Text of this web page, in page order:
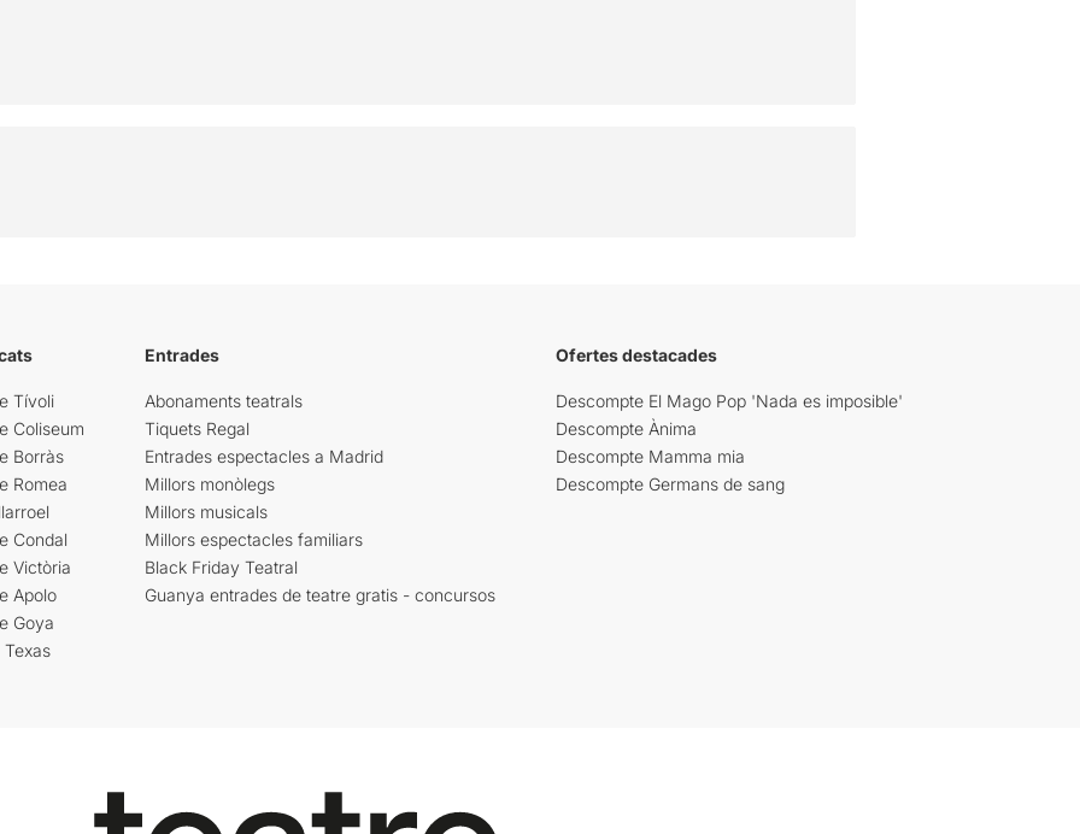
Tívoli
Coliseum
Borràs
Romea
Condal
Victòria
Apolo
Goya
Texas
Entrades
Abonaments teatrals
Tiquets Regal
Entrades espectacles a Madrid
Millors monòlegs
Millors musicals
Millors espectacles familiars
Black Friday Teatral
Guanya entrades de teatre gratis - concursos
Ofertes destacades
Descompte El Mago Pop 'Nada es imposible'
Descompte Ànima
Descompte Mamma mia
Descompte Germans de sang